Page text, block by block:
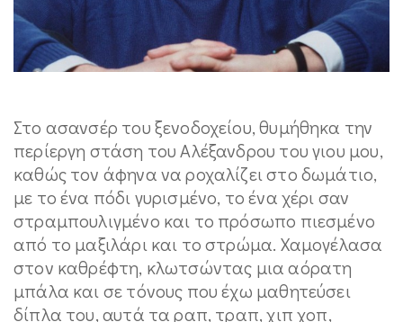
Στο ασανσέρ του ξενοδοχείου, θυμήθηκα την
περίεργη στάση του Αλέξανδρου του γιου μου,
καθώς τον άφηνα να ροχαλίζει στο δωμάτιο,
με το ένα πόδι γυρισμένο, το ένα χέρι σαν
στραμπουλιγμένο και το πρόσωπο πιεσμένο
από το μαξιλάρι και το στρώμα. Χαμογέλασα
στον καθρέφτη, κλωτσώντας μια αόρατη
μπάλα και σε τόνους που έχω μαθητεύσει
δίπλα του, αυτά τα ραπ, τραπ, χιπ χοπ,